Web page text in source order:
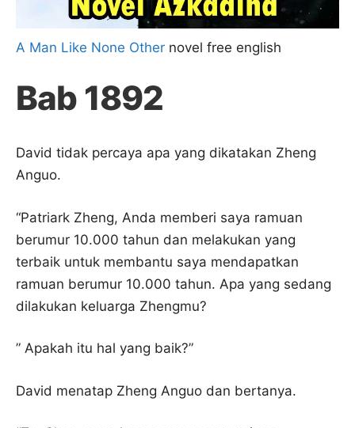
A Man Like None Other novel free english
Bab 1892
David tidak percaya apa yang dikatakan Zheng
Anguo.
“Patriark Zheng, Anda memberi saya ramuan
berumur 10.000 tahun dan melakukan yang
terbaik untuk membantu saya mendapatkan
ramuan berumur 10.000 tahun. Apa yang sedang
dilakukan keluarga Zhengmu?
” Apakah itu hal yang baik?”
David menatap Zheng Anguo dan bertanya.